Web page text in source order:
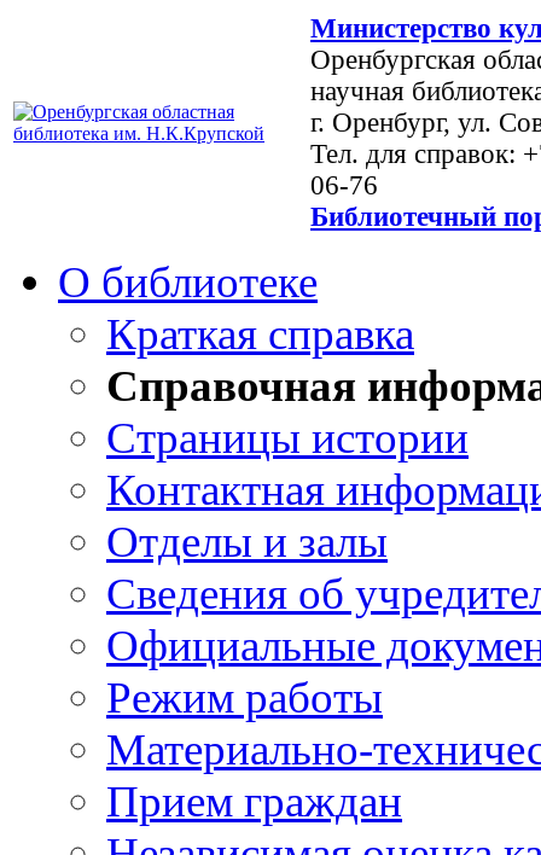
Министерство
Оренбургская
научная
г. Оренбург, ул.
Тел. для справок:
06-76
Библиотечный
О библиотеке
Краткая справка
Справочная
Страницы истории
Контактная
Отделы и залы
Сведения об
Официальные
Режим работы
Материально-
Прием граждан